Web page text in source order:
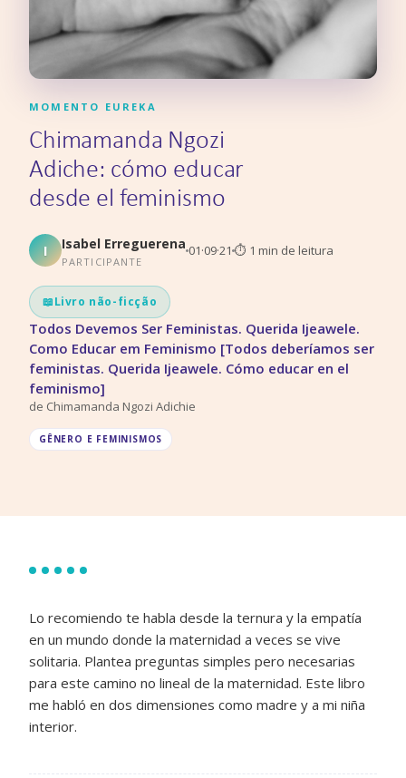
MOMENTO EUREKA
Chimamanda Ngozi
Adiche: cómo educar
desde el feminismo
I Isabel Erreguerena
PARTICIPANTE
01·09·21 ⏱ 1 min de leitura
📖Livro não-ficção
Todos Devemos Ser Feministas. Querida Ijeawele.
Como Educar em Feminismo [Todos deberíamos ser
feministas. Querida Ijeawele. Cómo educar en el
feminismo]
de Chimamanda Ngozi Adichie
GÊNERO E FEMINISMOS
Lo recomiendo te habla desde la ternura y la empatía
en un mundo donde la maternidad a veces se vive
solitaria. Plantea preguntas simples pero necesarias
para este camino no lineal de la maternidad. Este libro
me habló en dos dimensiones como madre y a mi niña
interior.